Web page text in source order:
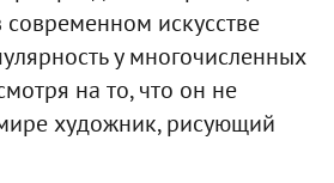
искусстве
у многочисленных
на то, что он не
художник, рисующий